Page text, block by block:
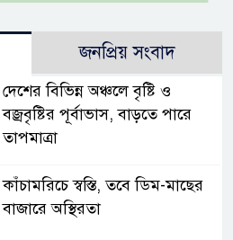
জনপ্রিয় সংবাদ
দেশের বিভিন্ন অঞ্চলে বৃষ্টি ও
বজ্রবৃষ্টির পূর্বাভাস, বাড়তে পারে
তাপমাত্রা
কাঁচামরিচে স্বস্তি, তবে ডিম-মাছের
বাজারে অস্থিরতা